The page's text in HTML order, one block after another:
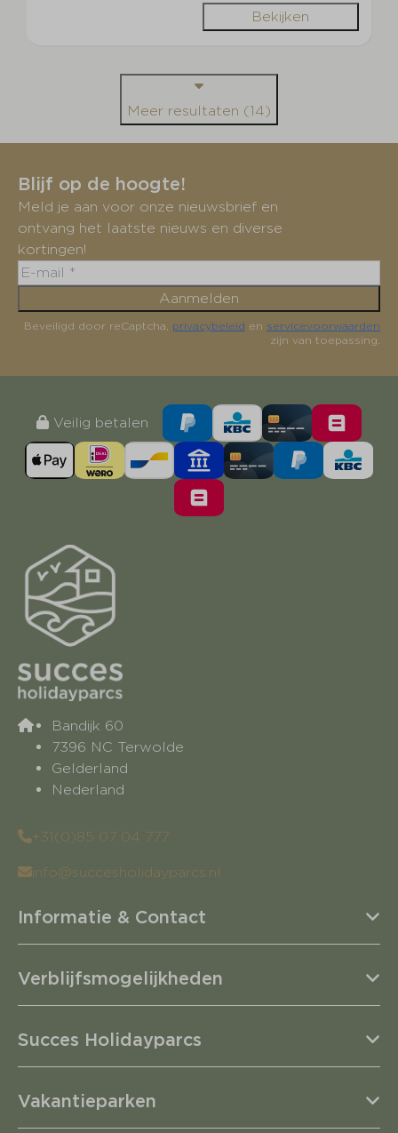
Bekijken
Meer resultaten (14)
Blijf op de hoogte!
Meld je aan voor onze nieuwsbrief en
ontvang het laatste nieuws en diverse
kortingen!
Aanmelden
Beveiligd door reCaptcha, privacybeleid en servicevoorwaarden
zijn van toepassing.
Veilig betalen
Bandijk 60
7396 NC Terwolde
Gelderland
Nederland
+31(0)85 07 04 777
info@succesholidayparcs.nl
Informatie & Contact
Verblijfsmogelijkheden
Succes Holidayparcs
Vakantieparken